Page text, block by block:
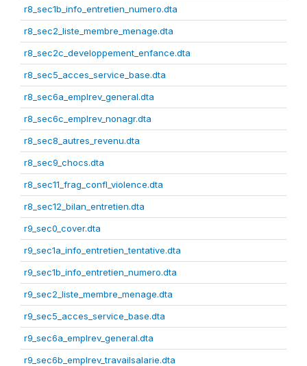
r8_sec1b_info_entretien_numero.dta
r8_sec2_liste_membre_menage.dta
r8_sec2c_developpement_enfance.dta
r8_sec5_acces_service_base.dta
r8_sec6a_emplrev_general.dta
r8_sec6c_emplrev_nonagr.dta
r8_sec8_autres_revenu.dta
r8_sec9_chocs.dta
r8_sec11_frag_confl_violence.dta
r8_sec12_bilan_entretien.dta
r9_sec0_cover.dta
r9_sec1a_info_entretien_tentative.dta
r9_sec1b_info_entretien_numero.dta
r9_sec2_liste_membre_menage.dta
r9_sec5_acces_service_base.dta
r9_sec6a_emplrev_general.dta
r9_sec6b_emplrev_travailsalarie.dta